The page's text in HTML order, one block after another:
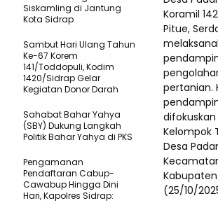
Koramil
Pitue,
pertanian.
difokuskan
Kelompok
Desa
(25/10/
Siskamling di Jantung
Kota Sidrap
Sambut Hari Ulang Tahun
Ke-67 Korem
141/Toddopuli, Kodim
1420/Sidrap Gelar
Kegiatan Donor Darah
Sahabat Bahar Yahya
(SBY) Dukung Langkah
Politik Bahar Yahya di PKS
Pengamanan
Pendaftaran Cabup-
Cawabup Hingga Dini
Hari, Kapolres Sidrap: